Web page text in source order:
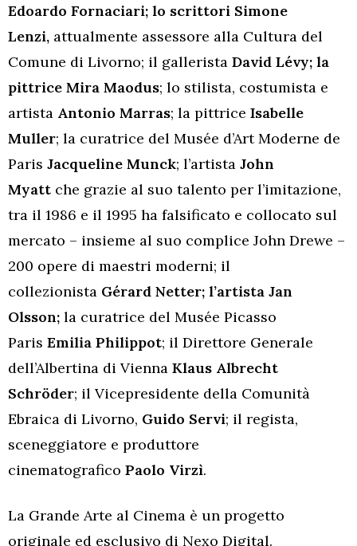
Edoardo Fornaciari; lo scrittori Simone
Lenzi, attualmente assessore alla Cultura del
Comune di Livorno; il gallerista David Lévy; la
pittrice Mira Maodus; lo stilista, costumista e
artista Antonio Marras; la pittrice Isabelle
Muller; la curatrice del Musée d’Art Moderne de
Paris Jacqueline Munck; l’artista John
Myatt che grazie al suo talento per l’imitazione,
tra il 1986 e il 1995 ha falsificato e collocato sul
mercato – insieme al suo complice John Drewe –
200 opere di maestri moderni; il
collezionista Gérard Netter; l’artista Jan
Olsson; la curatrice del Musée Picasso
Paris Emilia Philippot; il Direttore Generale
dell’Albertina di Vienna Klaus Albrecht
Schröder; il Vicepresidente della Comunità
Ebraica di Livorno, Guido Servi; il regista,
sceneggiatore e produttore
cinematografico Paolo Virzì.
La Grande Arte al Cinema è un progetto
originale ed esclusivo di Nexo Digital.